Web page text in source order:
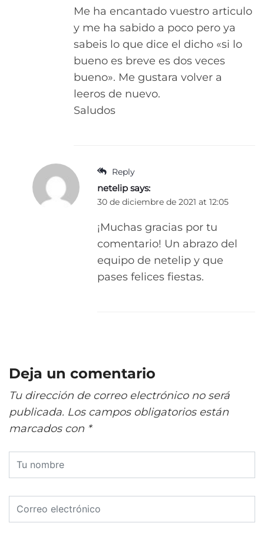
Me ha encantado vuestro articulo
y me ha sabido a poco pero ya
sabeis lo que dice el dicho «si lo
bueno es breve es dos veces
bueno». Me gustara volver a
leeros de nuevo.
Saludos
Reply
netelip says:
30 de diciembre de 2021 at 12:05
¡Muchas gracias por tu
comentario! Un abrazo del
equipo de netelip y que
pases felices fiestas.
Deja un comentario
Tu dirección de correo electrónico no será
publicada. Los campos obligatorios están
marcados con *